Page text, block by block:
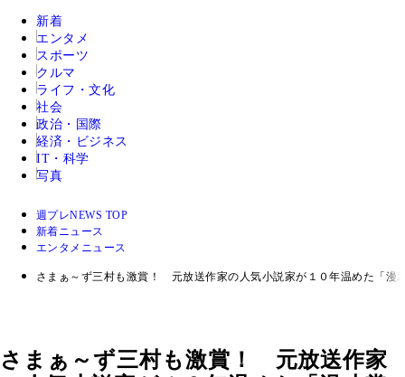
新着
エンタメ
スポーツ
クルマ
ライフ・文化
社会
政治・国際
経済・ビジネス
IT・科学
写真
週プレNEWS TOP
新着ニュース
エンタメニュース
さまぁ～ず三村も激賞！ 元放送作家の人気小説家が１０年温めた「漫
さまぁ～ず三村も激賞！ 元放送作家